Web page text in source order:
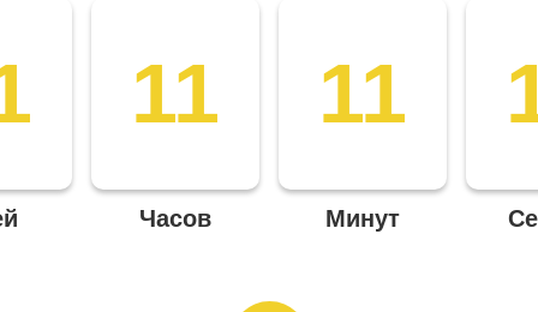
11
Часов
11
Минут